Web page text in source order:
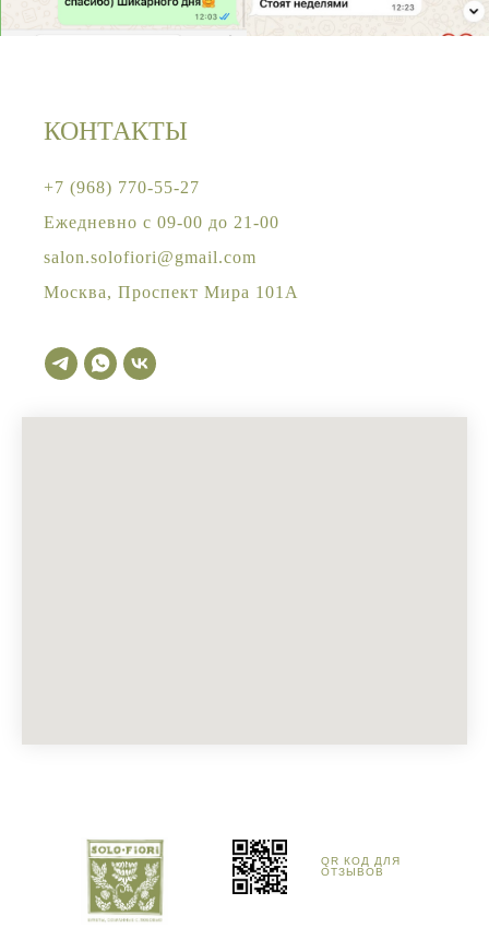
КОНТАКТЫ
+7 (968) 770-55-27
Ежедневно с 09-00 до 21-00
salon.solofiori@gmail.com
Москва, Проспект Мира 101А
QR КОД ДЛЯ
ОТЗЫВОВ